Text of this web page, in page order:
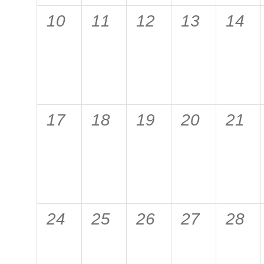
0
10
0
11
0
12
0
13
0
14
0
17
0
18
0
19
0
20
0
21
0
24
0
25
0
26
0
27
0
28